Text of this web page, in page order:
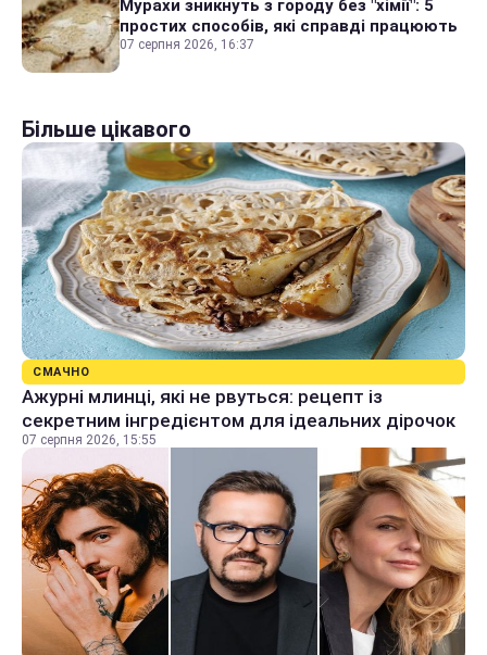
Мурахи зникнуть з городу без "хімії": 5
простих способів, які справді працюють
07 серпня 2026, 16:37
Більше цікавого
СМАЧНО
Ажурні млинці, які не рвуться: рецепт із
секретним інгредієнтом для ідеальних дірочок
07 серпня 2026, 15:55